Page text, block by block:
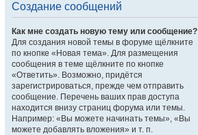
Создание сообщений
Как мне создать новую тему или сообщение?
Для создания новой темы в форуме щёлкните
по кнопке «Новая тема». Для размещения
сообщения в теме щёлкните по кнопке
«Ответить». Возможно, придётся
зарегистрироваться, прежде чем отправить
сообщение. Перечень ваших прав доступа
находится внизу страниц форума или темы.
Например: «Вы можете начинать темы», «Вы
можете добавлять вложения» и т. п.